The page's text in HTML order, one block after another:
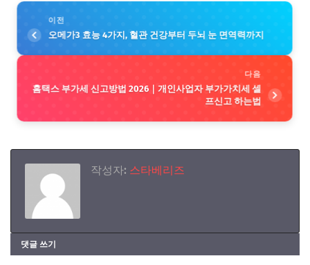
이전
오메가3 효능 4가지, 혈관 건강부터 두뇌 눈 면역력까지
다음
홈택스 부가세 신고방법 2026｜개인사업자 부가가치세 셀
프신고 하는법
작성자: 스타베리즈
댓글 쓰기